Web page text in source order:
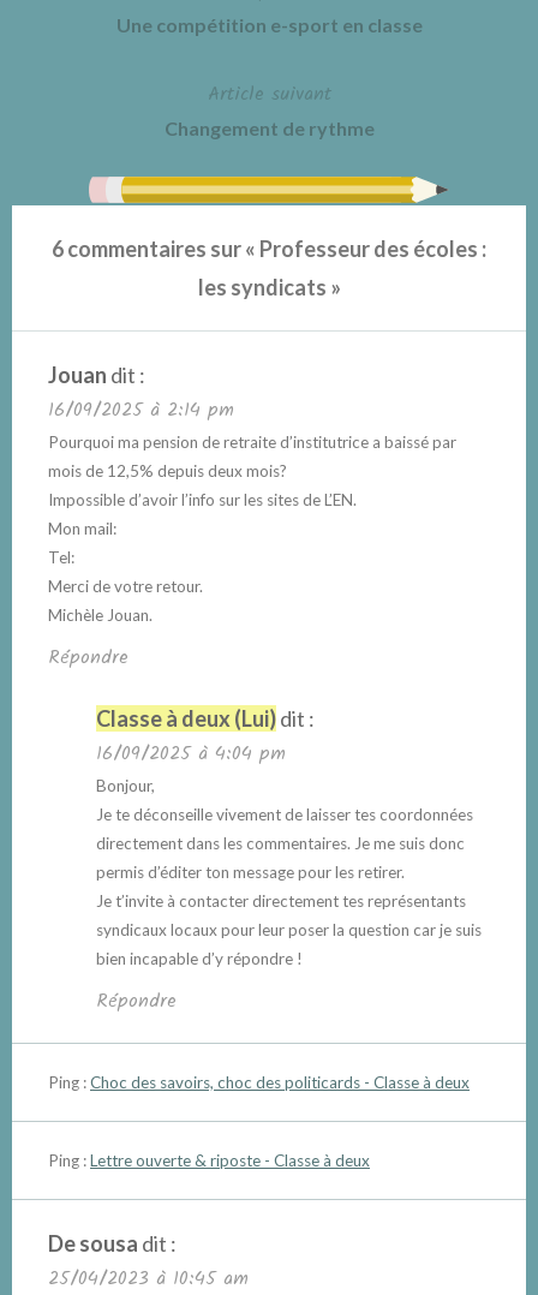
Une compétition e-sport en classe
Article suivant
Changement de rythme
6 commentaires sur « Professeur des écoles :
les syndicats »
Jouan dit :
16/09/2025 à 2:14 pm
Pourquoi ma pension de retraite d’institutrice a baissé par
mois de 12,5% depuis deux mois?
Impossible d’avoir l’info sur les sites de L’EN.
Mon mail:
Tel:
Merci de votre retour.
Michèle Jouan.
Répondre
Classe à deux (Lui)dit :
16/09/2025 à 4:04 pm
Bonjour,
Je te déconseille vivement de laisser tes coordonnées
directement dans les commentaires. Je me suis donc
permis d’éditer ton message pour les retirer.
Je t’invite à contacter directement tes représentants
syndicaux locaux pour leur poser la question car je suis
bien incapable d’y répondre !
Répondre
Ping :Choc des savoirs, choc des politicards - Classe à deux
Ping :Lettre ouverte & riposte - Classe à deux
De sousa dit :
25/04/2023 à 10:45 am